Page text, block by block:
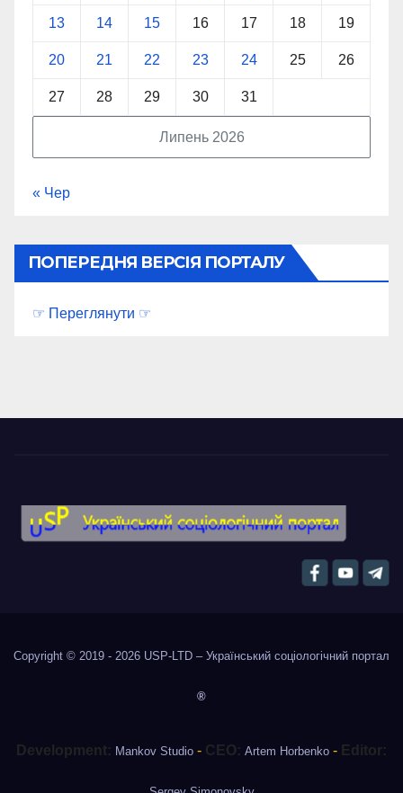
Липень 2026
13 14 15 16 17 18 19
20 21 22 23 24 25 26
27 28 29 30 31
« Чер
ПОПЕРЕДНЯ ВЕРСІЯ ПОРТАЛУ
☞ Переглянути ☞
Copyright © 2019 - 2026 USP-LTD – Український соціологічний портал
®
Development: Mankov Studio - CEO: Artem Horbenko - Editor: